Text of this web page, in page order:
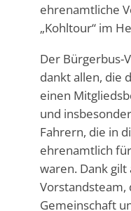
ehrenamtliche
„Kohltour“ im
Der Bürgerbus-
dankt allen, die
einen
und
Fahrern, die in
ehrenamtlich
waren. Dank
Vorstandsteam,
Gemeinschaft